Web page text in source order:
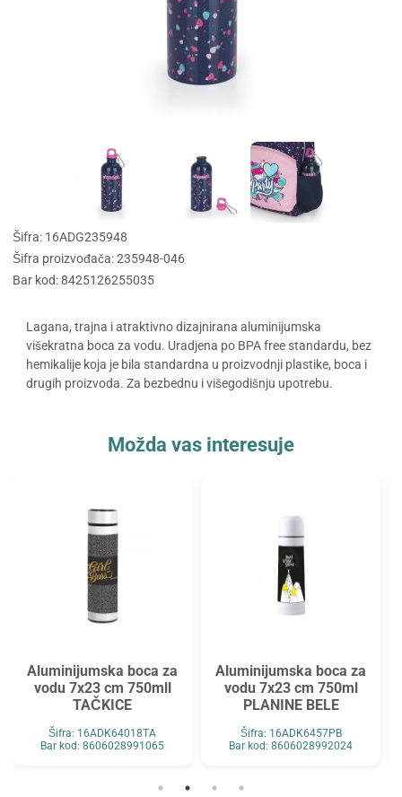
Šifra: 16ADG235948
Šifra proizvođača: 235948-046
Bar kod: 8425126255035
Lagana, trajna i atraktivno dizajnirana aluminijumska
višekratna boca za vodu. Uradjena po BPA free standardu, bez
hemikalije koja je bila standardna u proizvodnji plastike, boca i
drugih proizvoda. Za bezbednu i višegodišnju upotrebu.
Možda vas interesuje
Aluminijumska boca za
vodu 7x23 cm 750mll
TAČKICE
Šifra: 16ADK64018TA
Bar kod: 8606028991065
Aluminijumska boca za
vodu 7x23 cm 750ml
PLANINE BELE
Šifra: 16ADK6457PB
Bar kod: 8606028992024